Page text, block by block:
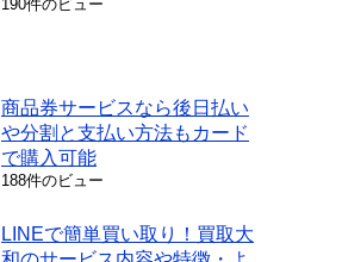
190件のビュー
商品券サービスなら後日払い
や分割と支払い方法もカード
で購入可能
188件のビュー
LINEで簡単買い取り！買取大